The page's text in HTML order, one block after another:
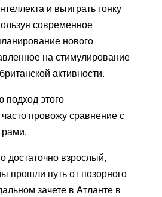
и выиграть гонку
современное
нового
на стимулирование
активности.
подход этого
часто провожу сравнение с
достаточно взрослый,
прошли путь от позорного
зачете в Атланте в